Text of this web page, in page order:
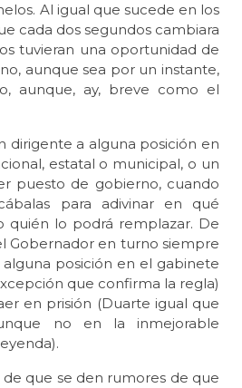
Al igual que sucede en los
cada dos segundos cambiara
tuvieran una oportunidad de
aunque sea por un instante,
aunque, ay, breve como el
a alguna posición en
estatal o municipal, o un
puesto de gobierno, cuando
para adivinar en qué
quién lo podrá remplazar. De
Gobernador en turno siempre
posición en el gabinete
que confirma la regla)
en prisión (Duarte igual que
no en la inmejorable
que se den rumores de que